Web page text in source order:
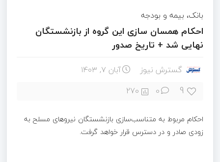
بانک، بیمه و بودجه
احکام همسان سازی این گروه از بازنشستگان
نهایی شد + تاریخ صدور
گسترش نیوز آبان ۷, ۱۴۰۳
9
0
270
احکام مربوط به متناسب‌سازی بازنشستگان نیروهای مسلح به
زودی صادر و در دسترس قرار خواهد گرفت.